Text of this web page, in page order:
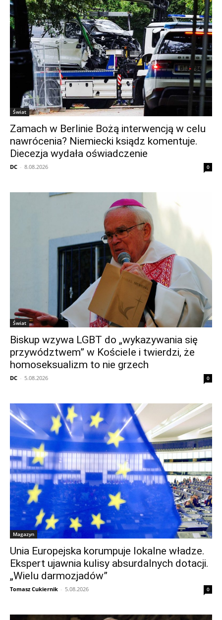
Świat
Zamach w Berlinie Bożą interwencją w celu
nawrócenia? Niemiecki ksiądz komentuje.
Diecezja wydała oświadczenie
DC - 8.08.2026 0
Świat
Biskup wzywa LGBT do „wykazywania się
przywództwem” w Kościele i twierdzi, że
homoseksualizm to nie grzech
DC - 5.08.2026 0
Magazyn
Unia Europejska korumpuje lokalne władze.
Ekspert ujawnia kulisy absurdalnych dotacji.
„Wielu darmozjadów”
Tomasz Cukiernik - 5.08.2026 0